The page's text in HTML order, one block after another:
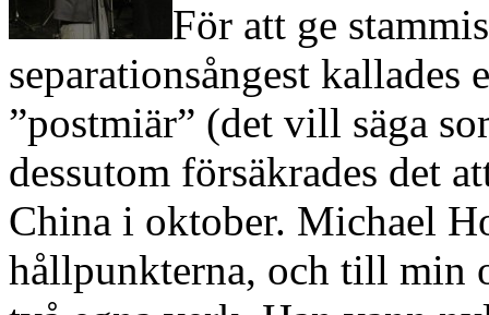
För att ge
separationsångest kallades
”postmiär” (det vill säga
dessutom försäkrades det
China i oktober. Michael
hållpunkterna, och till min